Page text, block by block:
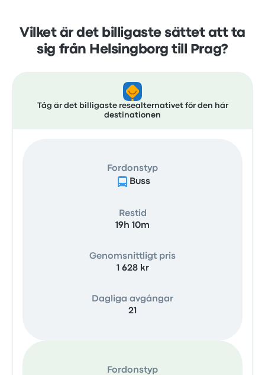
Vilket är det billigaste sättet att ta
sig från Helsingborg till Prag?
Tåg är det billigaste resealternativet för den här
destinationen
Fordonstyp
Buss
Restid
19h 10m
Genomsnittligt pris
1 628 kr
Dagliga avgångar
21
Fordonstyp